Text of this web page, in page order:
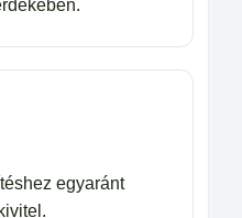
egyaránt